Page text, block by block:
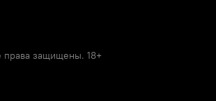
защищены. 18+